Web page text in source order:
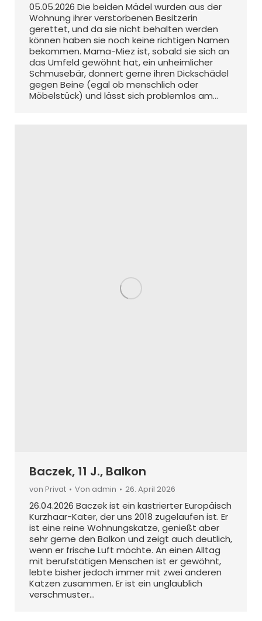
05.05.2026 Die beiden Mädel wurden aus der
Wohnung ihrer verstorbenen Besitzerin
gerettet, und da sie nicht behalten werden
können haben sie noch keine richtigen Namen
bekommen. Mama-Miez ist, sobald sie sich an
das Umfeld gewöhnt hat, ein unheimlicher
Schmusebär, donnert gerne ihren Dickschädel
gegen Beine (egal ob menschlich oder
Möbelstück) und lässt sich problemlos am…
Baczek, 11 J., Balkon
von Privat Von admin 26. April 2026
26.04.2026 Baczek ist ein kastrierter Europäisch
Kurzhaar-Kater, der uns 2018 zugelaufen ist. Er
ist eine reine Wohnungskatze, genießt aber
sehr gerne den Balkon und zeigt auch deutlich,
wenn er frische Luft möchte. An einen Alltag
mit berufstätigen Menschen ist er gewöhnt,
lebte bisher jedoch immer mit zwei anderen
Katzen zusammen. Er ist ein unglaublich
verschmuster…